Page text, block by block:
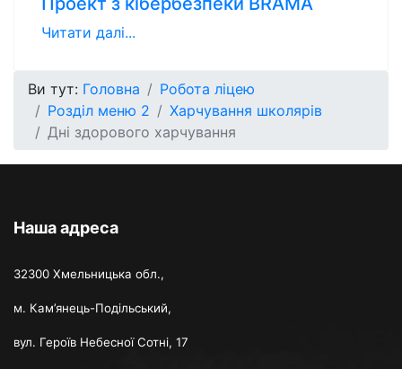
Читати далі...
Ви тут: Головна
Робота ліцею
Розділ меню 2
Харчування школярів
Дні здорового харчування
Наша адреса
32300 Хмельницька обл.,
м. Кам’янець-Подільський,
вул. Героїв Небесної Сотні, 17